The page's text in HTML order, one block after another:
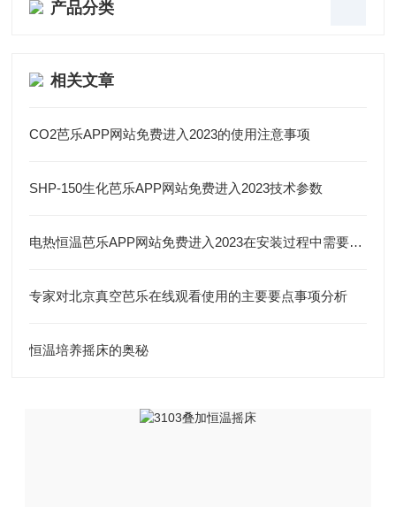
产品分类
相关文章
CO2芭乐APP网站免费进入2023的使用注意事项
SHP-150生化芭乐APP网站免费进入2023技术参数
电热恒温芭乐APP网站免费进入2023在安装过程中需要注意哪些内容
专家对北京真空芭乐在线观看使用的主要要点事项分析
恒温培养摇床的奥秘